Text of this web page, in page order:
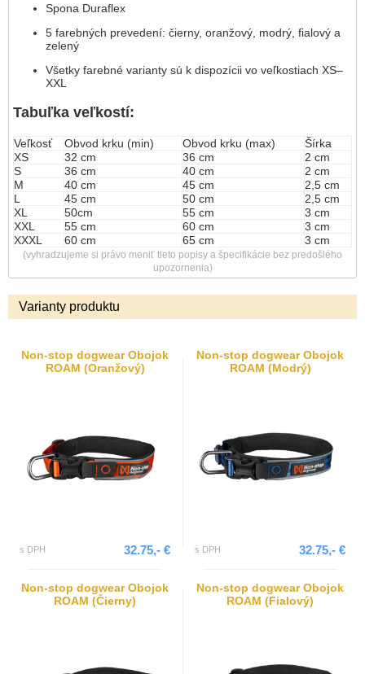
Spona Duraflex
5 farebných prevedení: čierny, oranžový, modrý, fialový a
zelený
Všetky farebné varianty sú k dispozícii vo veľkostiach XS–
XXL
Tabuľka veľkostí:
Veľkosť Obvod krku (min) Obvod krku (max)
Šírka
XS
32 cm 36 cm
2 cm
S
36 cm 40 cm
2 cm
M
40 cm 45 cm
2,5 cm
L
45 cm 50 cm
2,5 cm
XL
50cm 55 cm
3 cm
XXL
55 cm 60 cm
3 cm
XXXL
60 cm 65 cm 3 cm
(vyhradzujeme si právo meniť tieto popisy a špecifikácie bez predošlého
upozornenia)
Varianty produktu
Non-stop dogwear Obojok
ROAM (Oranžový)
s DPH 32.75,- €
Non-stop dogwear Obojok
ROAM (Modrý)
s DPH 32.75,- €
Non-stop dogwear Obojok
ROAM (Čierny)
Non-stop dogwear Obojok
ROAM (Fialový)